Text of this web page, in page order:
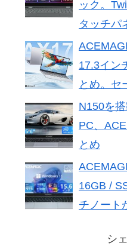
ック。
タッチパ
17.3イン
とめ。セ
N150を
PC、
とめ
16GB /
チノート
シ